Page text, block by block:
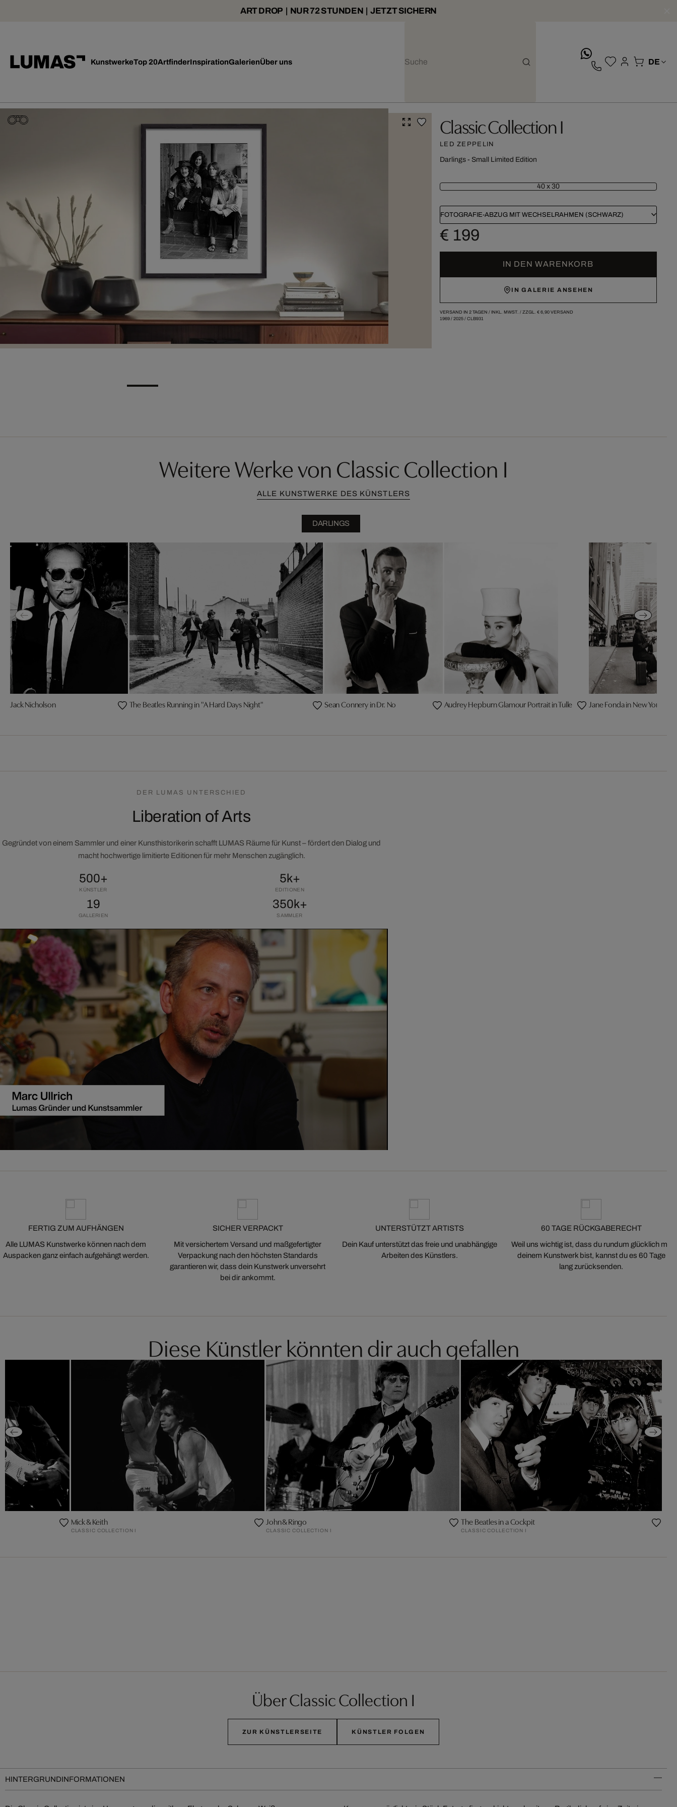
ART DROP | NUR 72 STUNDEN | JETZT SICHERN
KunstwerkeTop 20ArtfinderInspirationGalerienÜber uns
Classic Collection I
LED ZEPPELIN
Darlings - Small Limited Edition
40 x 30
FOTOGRAFIE-ABZUG MIT WECHSELRAHMEN (SCHWARZ)
€ 199
IN DEN WARENKORB
IN GALERIE ANSEHEN
VERSAND IN 2 TAGEN / INKL. MWST. / ZZGL. € 6,90VERSAND
1969/ 2025/ CLB931
Weitere Werke von Classic Collection I
ALLE KUNSTWERKE DES KÜNSTLERS
DARLINGS
Jack Nicholson The Beatles Running in "A Hard Days Night" Sean Connery in Dr. No Audrey Hepburn Glamour Portrait in Tulle Jane Fonda in New York City
DER LUMAS UNTERSCHIED
Liberation of Arts
Gegründet von einem Sammler und einer Kunsthistorikerin schafft LUMAS Räume für Kunst – fördert den Dialog und
macht hochwertige limitierte Editionen für mehr Menschen zugänglich.
500+
KÜNSTLER
5k+
EDITIONEN
19
GALLERIEN
350k+
SAMMLER
FERTIG ZUM AUFHÄNGEN
Alle LUMAS Kunstwerke können nach dem
Auspacken ganz einfach aufgehängt werden.
SICHER VERPACKT
Mit versichertem Versand und maßgefertigter
Verpackung nach den höchsten Standards
garantieren wir, dass dein Kunstwerk unversehrt
bei dir ankommt.
UNTERSTÜTZT ARTISTS
Dein Kauf unterstützt das freie und unabhängige
Arbeiten des Künstlers.
60 TAGE RÜCKGABERECHT
Weil uns wichtig ist, dass du rundum glücklich mit
deinem Kunstwerk bist, kannst du es 60 Tage
lang zurücksenden.
Diese Künstler könnten dir auch gefallen
Mick & Keith
CLASSIC COLLECTION I
John & Ringo
CLASSIC COLLECTION I
The Beatles in a Cockpit
CLASSIC COLLECTION I
Über Classic Collection I
ZUR KÜNSTLERSEITE KÜNSTLER FOLGEN
HINTERGRUNDINFORMATIONEN